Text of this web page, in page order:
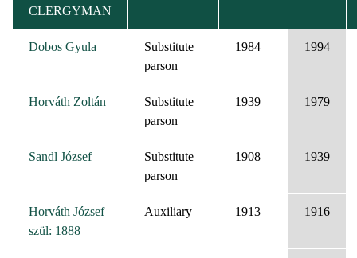
CLERGYMAN
Dobos Gyula
Substitute
parson
1984 1994
Horváth Zoltán
Substitute
parson
1939 1979
Sandl József
Substitute
parson
1908 1939
Horváth József
szül: 1888
Auxiliary 1913 1916